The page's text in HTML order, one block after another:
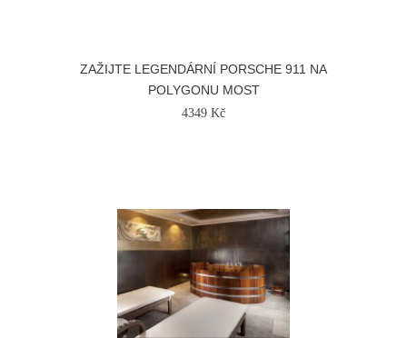
ZAŽIJTE LEGENDÁRNÍ PORSCHE 911 NA
POLYGONU MOST
4349 Kč